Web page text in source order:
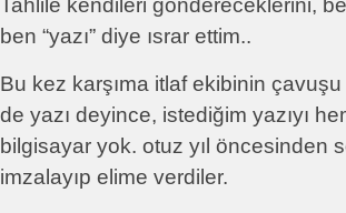
Tahlile kendileri göndereceklerini,
ben “yazı” diye ısrar ettim..
Bu kez karşıma itlaf ekibinin
de yazı deyince, istediğim yazıyı
bilgisayar yok. otuz yıl öncesinden
imzalayıp elime verdiler.